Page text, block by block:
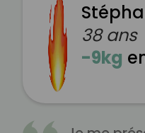
38 ans
-9kg